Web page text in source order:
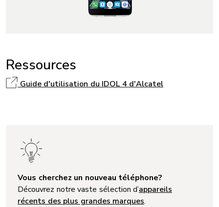
Ressources
Guide d'utilisation du IDOL 4 d'Alcatel
Vous cherchez un nouveau téléphone?
Découvrez notre vaste sélection d’appareils
récents des plus grandes marques.